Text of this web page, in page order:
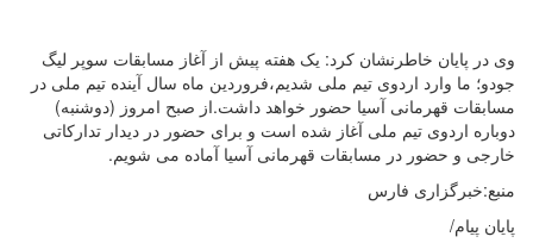
وی در پایان خاطرنشان کرد: یک هفته پیش از آغاز مسابقات سوپر لیگ
جودو؛ ما وارد اردوی تیم ملی شدیم،فروردین ماه سال آینده تیم ملی در
مسابقات قهرمانی آسیا حضور خواهد داشت.از صبح امروز (دوشنبه)
دوباره اردوی تیم ملی آغاز شده است و برای حضور در دیدار تدارکاتی
خارجی و حضور در مسابقات قهرمانی آسیا آماده می شویم.
منبع:خبرگزاری فارس
پایان پیام/